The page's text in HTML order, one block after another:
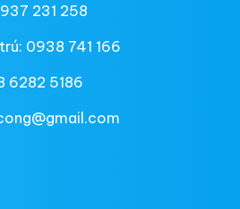
231 258
0938 741 166
6282 5186